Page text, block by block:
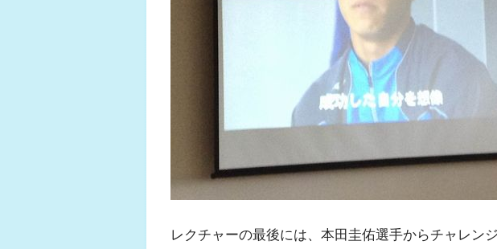
レクチャーの最後には、本田圭佑選手からチャレン